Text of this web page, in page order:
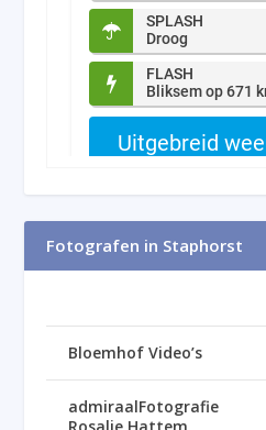
Fotografen in Staphorst
Bloemhof Video’s
admiraalFotografie